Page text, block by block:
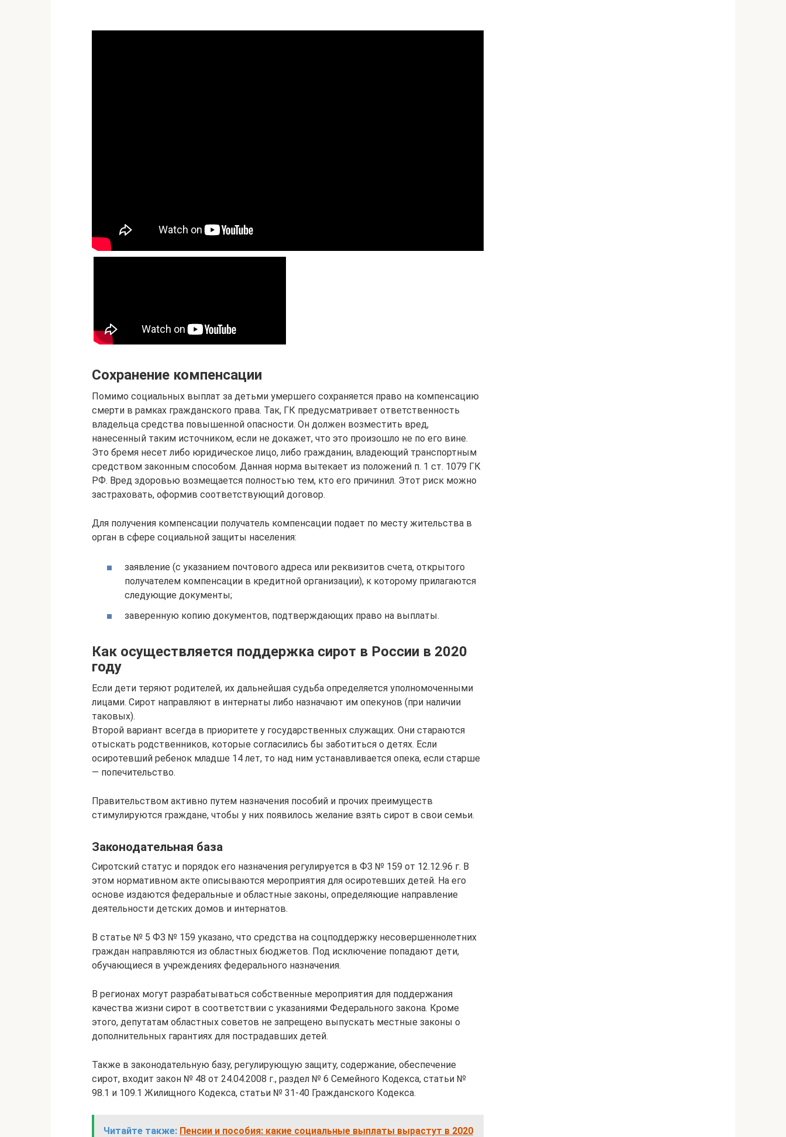
Сохранение компенсации
Помимо социальных выплат за детьми умершего сохраняется право на компенсацию
смерти в рамках гражданского права. Так, ГК предусматривает ответственность
владельца средства повышенной опасности. Он должен возместить вред,
нанесенный таким источником, если не докажет, что это произошло не по его вине.
Это бремя несет либо юридическое лицо, либо гражданин, владеющий транспортным
средством законным способом. Данная норма вытекает из положений п. 1 ст. 1079 ГК
РФ. Вред здоровью возмещается полностью тем, кто его причинил. Этот риск можно
застраховать, оформив соответствующий договор.
Для получения компенсации получатель компенсации подает по месту жительства в
орган в сфере социальной защиты населения:
заявление (с указанием почтового адреса или реквизитов счета, открытого
получателем компенсации в кредитной организации), к которому прилагаются
следующие документы;
заверенную копию документов, подтверждающих право на выплаты.
Как осуществляется поддержка сирот в России в 2020
году
Если дети теряют родителей, их дальнейшая судьба определяется уполномоченными
лицами. Сирот направляют в интернаты либо назначают им опекунов (при наличии
таковых).
Второй вариант всегда в приоритете у государственных служащих. Они стараются
отыскать родственников, которые согласились бы заботиться о детях. Если
осиротевший ребенок младше 14 лет, то над ним устанавливается опека, если старше
— попечительство.
Правительством активно путем назначения пособий и прочих преимуществ
стимулируются граждане, чтобы у них появилось желание взять сирот в свои семьи.
Законодательная база
Сиротский статус и порядок его назначения регулируется в ФЗ № 159 от 12.12.96 г. В
этом нормативном акте описываются мероприятия для осиротевших детей. На его
основе издаются федеральные и областные законы, определяющие направление
деятельности детских домов и интернатов.
В статье № 5 ФЗ № 159 указано, что средства на соцподдержку несовершеннолетних
граждан направляются из областных бюджетов. Под исключение попадают дети,
обучающиеся в учреждениях федерального назначения.
В регионах могут разрабатываться собственные мероприятия для поддержания
качества жизни сирот в соответствии с указаниями Федерального закона. Кроме
этого, депутатам областных советов не запрещено выпускать местные законы о
дополнительных гарантиях для пострадавших детей.
Также в законодательную базу, регулирующую защиту, содержание, обеспечение
сирот, входит закон № 48 от 24.04.2008 г., раздел № 6 Семейного Кодекса, статьи №
98.1 и 109.1 Жилищного Кодекса, статьи № 31-40 Гражданского Кодекса.
Читайте также: Пенсии и пособия: какие социальные выплаты вырастут в 2020